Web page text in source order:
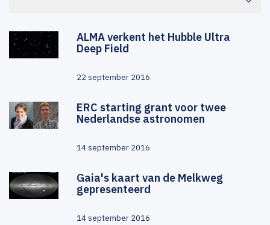
ALMA verkent het Hubble Ultra
Deep Field
22 september 2016
ERC starting grant voor twee
Nederlandse astronomen
14 september 2016
Gaia's kaart van de Melkweg
gepresenteerd
14 september 2016